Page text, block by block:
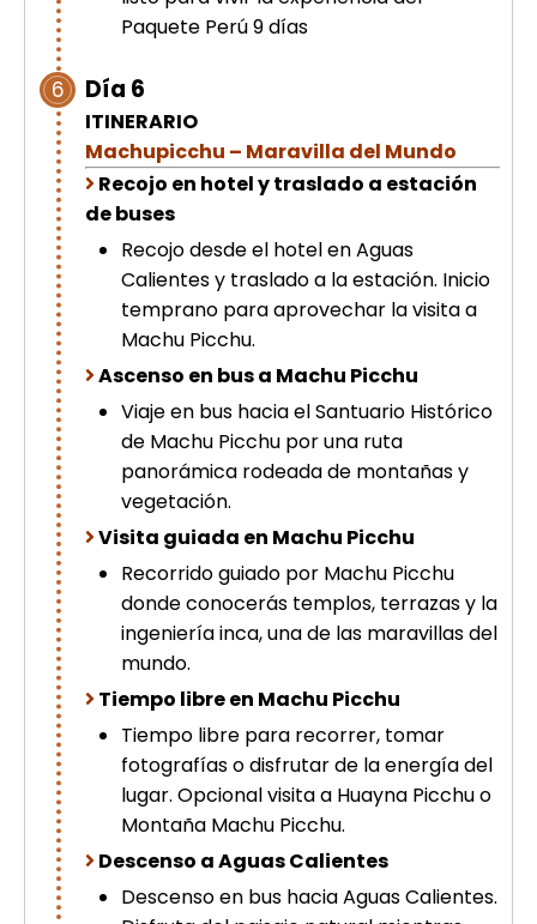
Paquete Perú 9 días
6 Día 6
ITINERARIO
Machupicchu – Maravilla del Mundo
Recojo en hotel y traslado a estación
de buses
Recojo desde el hotel en Aguas
Calientes y traslado a la estación. Inicio
temprano para aprovechar la visita a
Machu Picchu.
Ascenso en bus a Machu Picchu
Viaje en bus hacia el Santuario Histórico
de Machu Picchu por una ruta
panorámica rodeada de montañas y
vegetación.
Visita guiada en Machu Picchu
Recorrido guiado por Machu Picchu
donde conocerás templos, terrazas y la
ingeniería inca, una de las maravillas del
mundo.
Tiempo libre en Machu Picchu
Tiempo libre para recorrer, tomar
fotografías o disfrutar de la energía del
lugar. Opcional visita a Huayna Picchu o
Montaña Machu Picchu.
Descenso a Aguas Calientes
Descenso en bus hacia Aguas Calientes.